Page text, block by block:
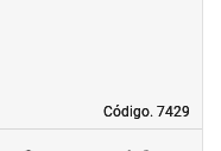
Código. 7429
Código. 7429